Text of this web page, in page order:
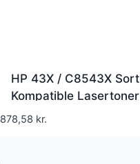
HP 43X / C8543X Sort
Kompatible Lasertoner
30.000 Sider
878,58 kr.